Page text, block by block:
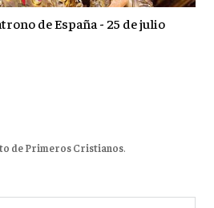
de España - 25 de julio
de Primeros Cristianos.